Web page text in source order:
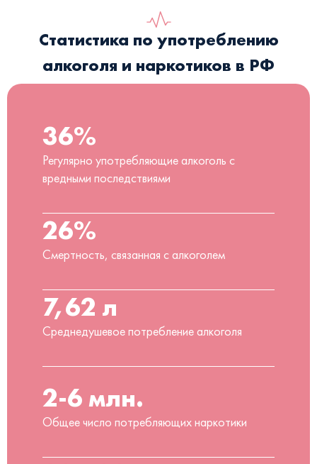
Статистика по употреблению
алкоголя и наркотиков в РФ
36%
Регулярно употребляющие алкоголь с
вредными последствиями
26%
Смертность, связанная с алкоголем
7,62 л
Среднедушевое потребление алкоголя
2-6 млн.
Общее число потребляющих наркотики